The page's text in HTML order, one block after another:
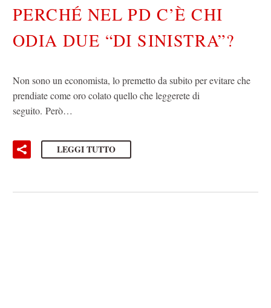
PERCHÉ NEL PD C’È CHI
ODIA DUE “DI SINISTRA”?
Non sono un economista, lo premetto da subito per evitare che
prendiate come oro colato quello che leggerete di
seguito. Però…
LEGGI TUTTO